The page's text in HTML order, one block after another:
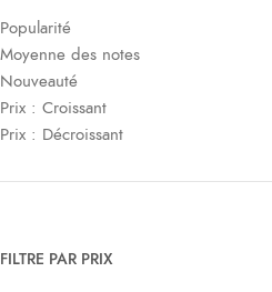
Popularité
Moyenne des notes
Nouveauté
Prix : Croissant
Prix : Décroissant
FILTRE PAR PRIX